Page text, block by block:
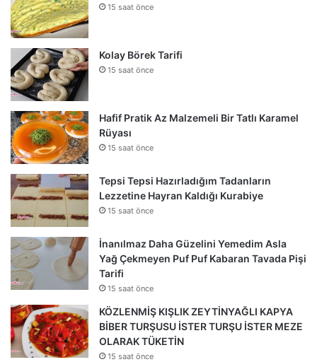
15 saat önce
Kolay Börek Tarifi
15 saat önce
Hafif Pratik Az Malzemeli Bir Tatlı Karamel
Rüyası
15 saat önce
Tepsi Tepsi Hazırladığım Tadanların
Lezzetine Hayran Kaldığı Kurabiye
15 saat önce
İnanılmaz Daha Güzelini Yemedim Asla
Yağ Çekmeyen Puf Puf Kabaran Tavada Pişi
Tarifi
15 saat önce
KÖZLENMİŞ KIŞLIK ZEYTİNYAĞLI KAPYA
BİBER TURŞUSU İSTER TURŞU İSTER MEZE
OLARAK TÜKETİN
15 saat önce